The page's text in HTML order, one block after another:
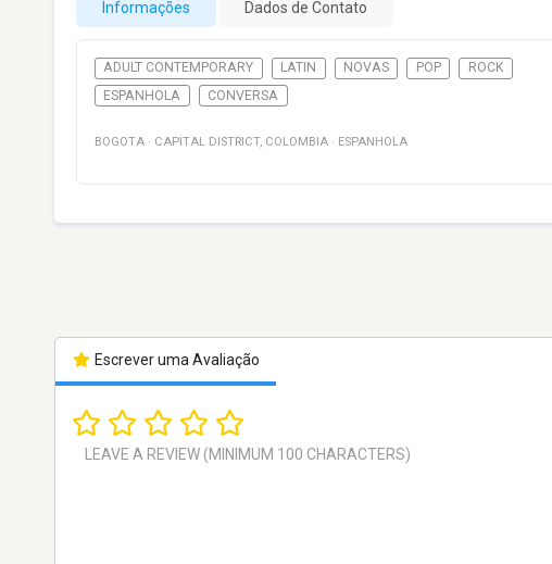
Informações Dados de Contato
ADULT CONTEMPORARY LATIN NOVAS POP
ROCK
ESPANHOLA
CONVERSA
BOGOTA · CAPITAL DISTRICT, COLOMBIA · ESPANHOLA
Escrever uma Avaliação